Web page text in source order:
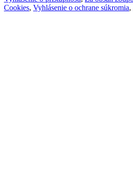
Cookies, Vyhlásenie o ochrane súkromia,